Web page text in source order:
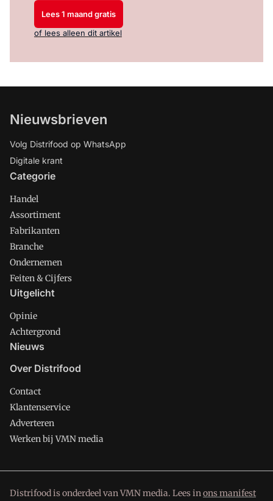
Lees 1 maand gratis
of lees alleen dit artikel
Nieuwsbrieven
Volg Distrifood op WhatsApp
Digitale krant
Categorie
Handel
Assortiment
Fabrikanten
Branche
Ondernemen
Feiten & Cijfers
Uitgelicht
Opinie
Achtergrond
Nieuws
Over Distrifood
Contact
Klantenservice
Adverteren
Werken bij VMN media
Distrifood is onderdeel van VMN media. Lees inons manifest